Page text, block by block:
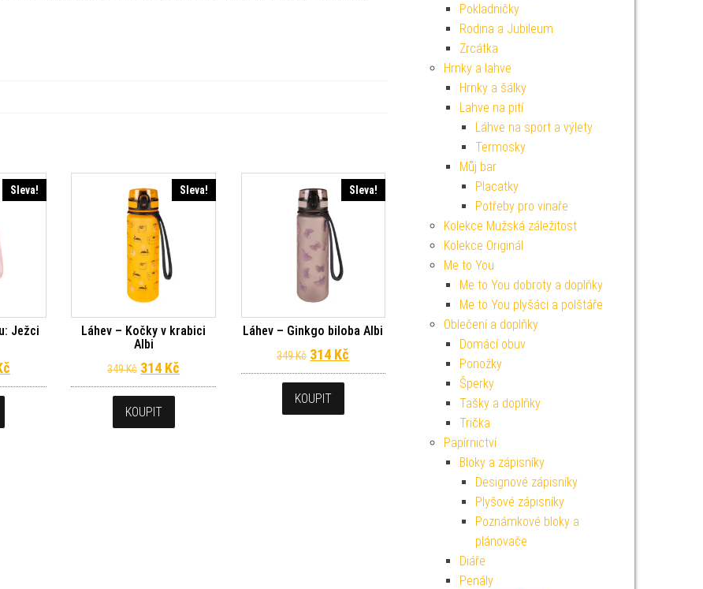
Sleva!
Ježci
cena byla: 349 Kč.
Aktuální cena je: 314 Kč.
Sleva!
Láhev – Kočky v krabici
Albi
349Kč Původní cena byla: 349 Kč.
314 Kč Aktuální cena je: 314 Kč.
KOUPIT
Sleva!
Láhev – Ginkgo biloba Albi
349Kč Původní cena byla: 349 Kč.
314 Kč Aktuální cena je: 314 Kč.
KOUPIT
Pokladničky
Rodina a Jubileum
Zrcátka
Hrnky a lahve
Hrnky a šálky
Lahve na pití
Láhve na sport a výlety
Termosky
Můj bar
Placatky
Potřeby pro vinaře
Kolekce Mužská záležitost
Kolekce Originál
Me to You
Me to You dobroty a doplňky
Me to You plyšáci a polštáře
Oblečení a doplňky
Domácí obuv
Ponožky
Šperky
Tašky a doplňky
Trička
Papírnictví
Bloky a zápisníky
Designové zápisníky
Plyšové zápisníky
Poznámkové bloky a
plánovače
Diáře
Penály